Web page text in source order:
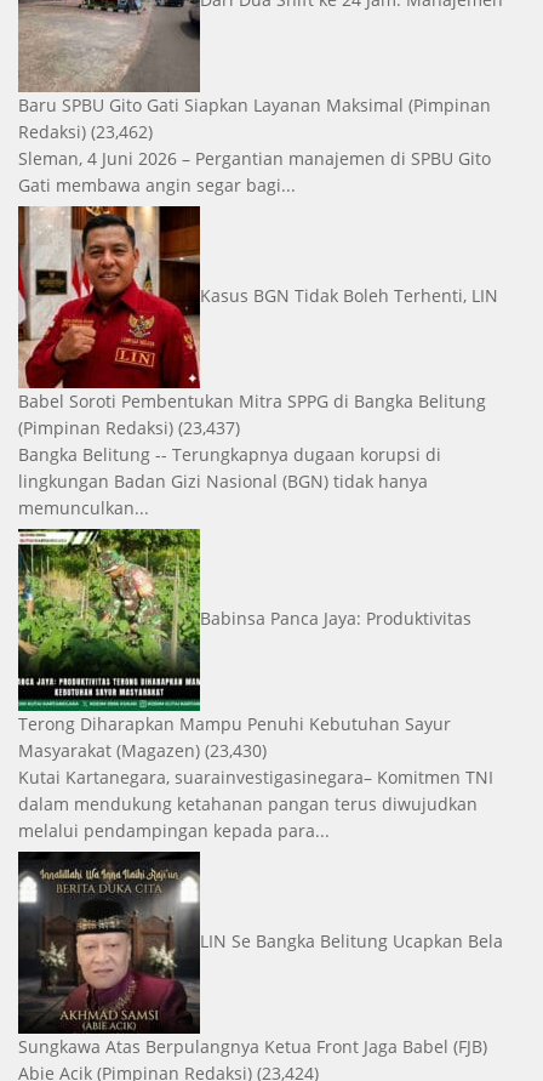
Baru SPBU Gito Gati Siapkan Layanan Maksimal (Pimpinan
Redaksi) (23,462)
Sleman, 4 Juni 2026 – Pergantian manajemen di SPBU Gito
Gati membawa angin segar bagi...
Kasus BGN Tidak Boleh Terhenti, LIN
Babel Soroti Pembentukan Mitra SPPG di Bangka Belitung
(Pimpinan Redaksi) (23,437)
Bangka Belitung -- Terungkapnya dugaan korupsi di
lingkungan Badan Gizi Nasional (BGN) tidak hanya
memunculkan...
Babinsa Panca Jaya: Produktivitas
Terong Diharapkan Mampu Penuhi Kebutuhan Sayur
Masyarakat (Magazen) (23,430)
Kutai Kartanegara, suarainvestigasinegara– Komitmen TNI
dalam mendukung ketahanan pangan terus diwujudkan
melalui pendampingan kepada para...
LIN Se Bangka Belitung Ucapkan Bela
Sungkawa Atas Berpulangnya Ketua Front Jaga Babel (FJB)
Abie Acik (Pimpinan Redaksi) (23,424)